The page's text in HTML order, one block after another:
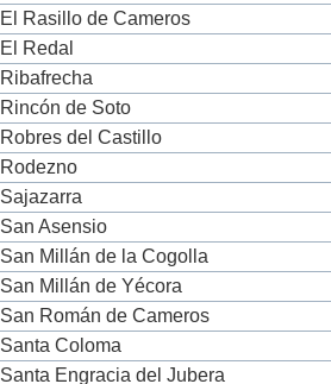
El Rasillo de Cameros
El Redal
Ribafrecha
Rincón de Soto
Robres del Castillo
Rodezno
Sajazarra
San Asensio
San Millán de la Cogolla
San Millán de Yécora
San Román de Cameros
Santa Coloma
Santa Engracia del Jubera